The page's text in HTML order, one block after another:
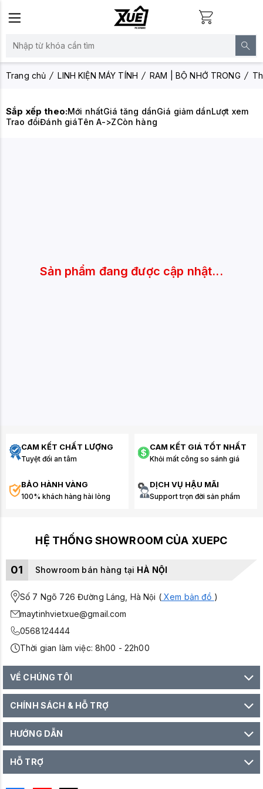
Trang chủ LINH KIỆN MÁY TÍNH RAM | BỘ NHỚ TRONG
Sắp xếp theo:Mới nhấtGiá tăng dầnGiá giảm dầnLượt xem
Trao đổiĐánh giáTên A->ZCòn hàng
Sản phẩm đang được cập nhật...
CAM KẾT CHẤT LƯỢNG
Tuyệt đối an tâm
CAM KẾT GIÁ TỐT NHẤT
Khỏi mất công so sánh giá
BẢO HÀNH VÀNG
100% khách hàng hài lòng
DỊCH VỤ HẬU MÃI
Support trọn đời sản phẩm
HỆ THỐNG SHOWROOM CỦA XUEPC
01 Showroom bán hàng tại HÀ NỘI
Số 7 Ngõ 726 Đường Láng, Hà Nội (Xem bản đồ )
maytinhvietxue@gmail.com
0568124444
Thời gian làm việc: 8h00 - 22h00
VỀ CHÚNG TÔI
CHÍNH SÁCH & HỖ TRỢ
HƯỚNG DẪN
HỖ TRỢ